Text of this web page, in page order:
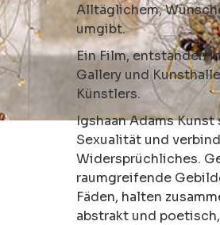
Alltäglichem,
umgibt.
Ein Film, entstanden
Gallery und
Künstlers.
Igshaan Adams
Sexualität und
Widersprüchliches.
raumgreifende
Fäden, halten
abstrakt und